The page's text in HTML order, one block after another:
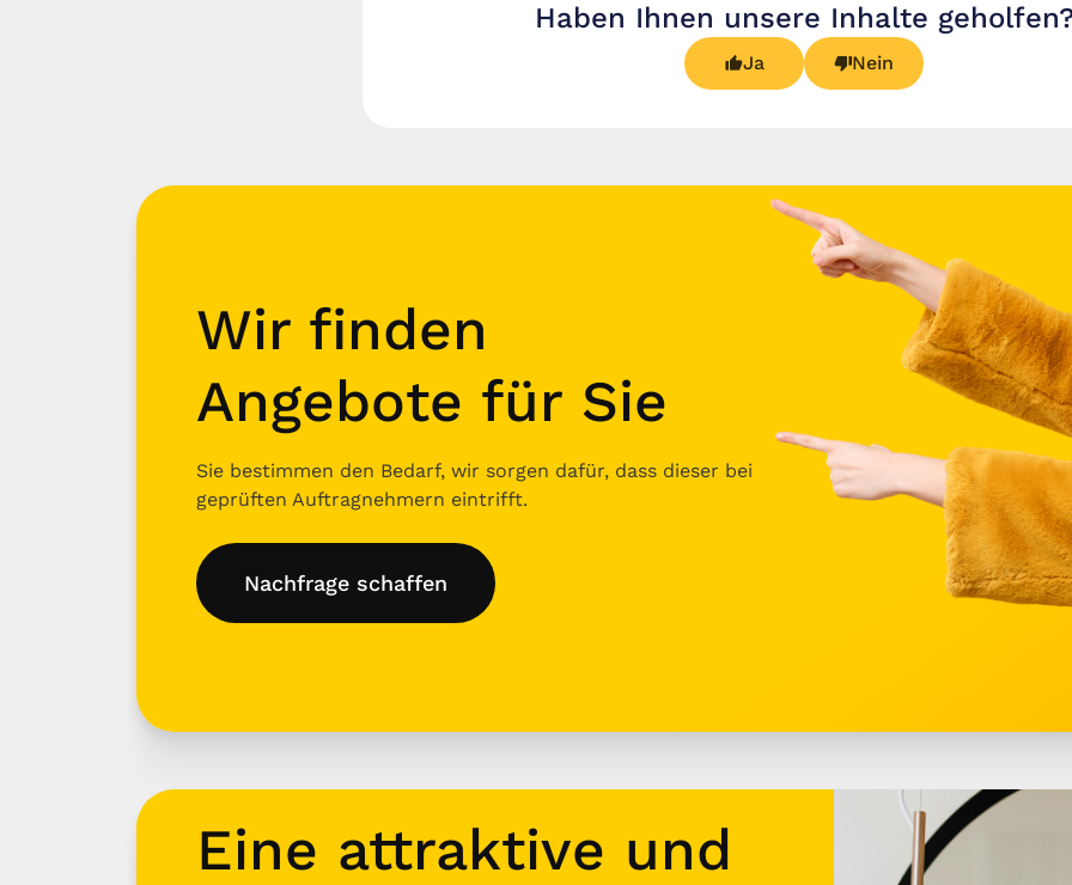
Haben Ihnen unsere Inhalte
Ja Nein
Wir finden
Angebote für Sie
Sie bestimmen den Bedarf, wir sorgen dafür, dass dieser bei
geprüften Auftragnehmern eintrifft.
Nachfrage schaffen
Eine attraktive und